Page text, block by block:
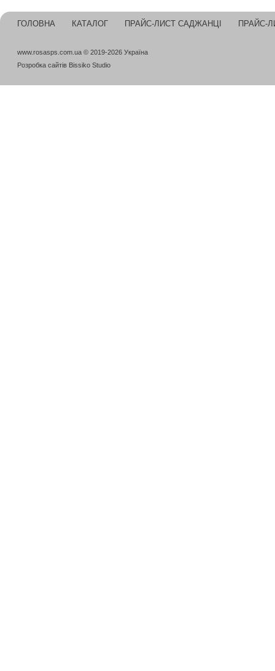
ГОЛОВНА КАТАЛОГ ПРАЙС-ЛИСТ САДЖАНЦІ ПРАЙС-
www.rosasps.com.ua © 2019-2026 Україна
Розробка сайтів Bissiko Studio